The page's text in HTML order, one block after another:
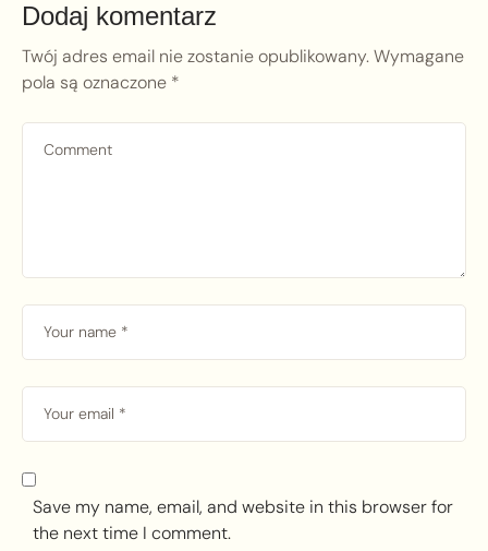
Dodaj komentarz
Twój adres email nie zostanie opublikowany.Wymagane
pola są oznaczone *
Save my name, email, and website in this browser for
the next time I comment.